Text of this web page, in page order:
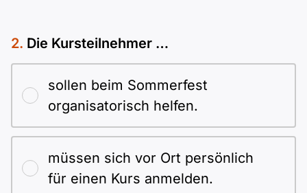
Die Kursteilnehmer …
sollen beim Sommerfest
organisatorisch helfen.
müssen sich vor Ort persönlich
für einen Kurs anmelden.